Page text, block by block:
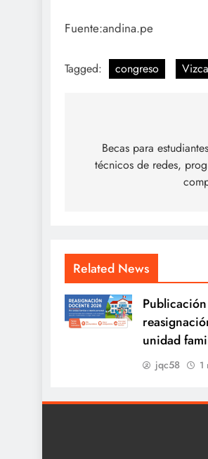
Fuente:andina.pe
Tagged: congreso
entradas
Becas para
técnicos de redes,
Related News
unidad
jqc58 1